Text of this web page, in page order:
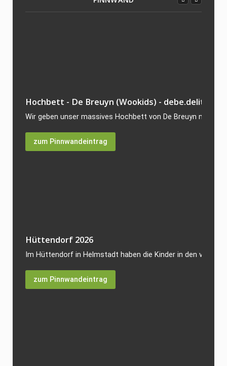
Hochbett - De Breuyn (Wookids) - debe.delite
Wir geben unser massives Hochbett von De Breuyn mit
zum Pinnwandeintrag
Hüttendorf 2026
Im Hüttendorf in Helmstadt haben die Kinder in den
zum Pinnwandeintrag